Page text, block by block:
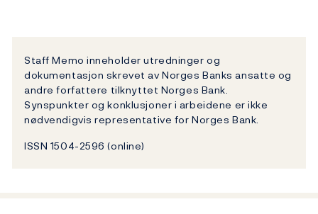
Staff Memo inneholder utredninger og
dokumentasjon skrevet av Norges Banks ansatte og
andre forfattere tilknyttet Norges Bank.
Synspunkter og konklusjoner i arbeidene er ikke
nødvendigvis representative for Norges Bank.
ISSN 1504-2596 (online)